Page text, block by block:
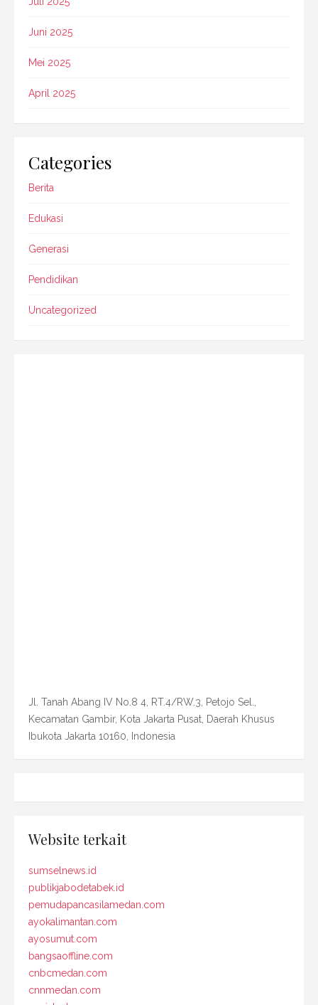
Juni 2025
Mei 2025
April 2025
Categories
Berita
Edukasi
Generasi
Pendidikan
Uncategorized
Jl. Tanah Abang IV No.8 4, RT.4/RW.3, Petojo Sel.,
Kecamatan Gambir, Kota Jakarta Pusat, Daerah Khusus
Ibukota Jakarta 10160, Indonesia
Website terkait
sumselnews.id
publikjabodetabek.id
pemudapancasilamedan.com
ayokalimantan.com
ayosumut.com
bangsaoffline.com
cnbcmedan.com
cnnmedan.com